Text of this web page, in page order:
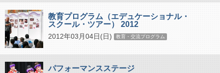
教育プログラム（エデュケーショナル・
スクール・ツアー） 2012
2012年03月04日(日) 教育・交流プログラム
パフォーマンスステージ